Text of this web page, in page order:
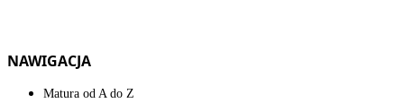
NAWIGACJA
Matura od A do Z